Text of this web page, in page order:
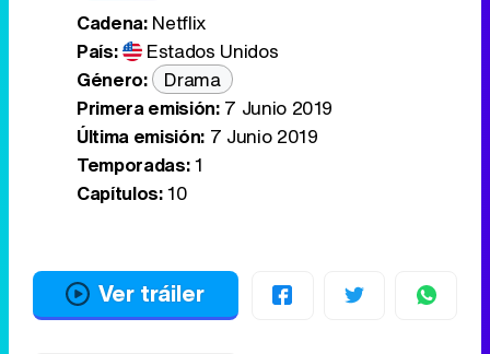
Cadena:Netflix
País:
Estados Unidos
Género:
Drama
Primera emisión:7 Junio 2019
Última emisión:7 Junio 2019
Temporadas:1
Capítulos:10
Ver tráiler